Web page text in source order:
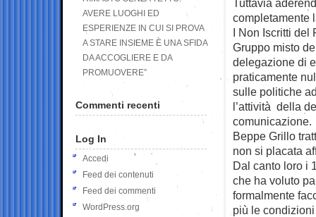
Tuttavia
completamente
I Non Iscritti del
Gruppo misto
delegazione di
praticamente
sulle politiche
l’attività della
comunicazione.
Beppe Grillo
non si placata
Dal canto loro i
che ha voluto
formalmente
più le
AVERE LUOGHI ED
ESPERIENZE IN CUI SI PROVA
A STARE INSIEME È UNA SFIDA
DA ACCOGLIERE E DA
PROMUOVERE”
Commenti recenti
Log In
Accedi
Feed dei contenuti
Feed dei commenti
WordPress.org